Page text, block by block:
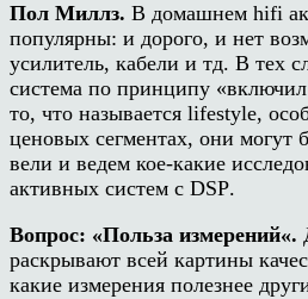
Пол Миллз. В домашнем hifi
популярны: и дорого, и нет
усилитель, кабели и тд. В тех
система по принципу «включил
то, что называется lifestyle,
ценовых сегментах, они
вели и ведем кое-какие
активных систем с DSP.
Вопрос: «Польза измерений«.
раскрывают всей картины
какие измерения полезнее